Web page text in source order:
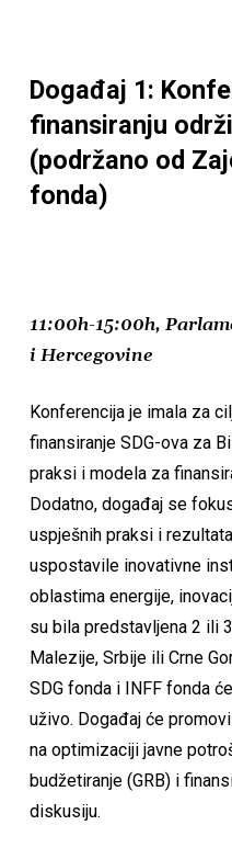
Događaj 1:
finansiranju
(podržano od
fonda)
11:00h-15:00h,
i Hercegovine
Konferencija je imala za
finansiranje SDG-ova za
praksi i modela za
Dodatno, događaj se
uspješnih praksi i
uspostavile inovativne
oblastima energije,
su bila predstavljena 2 ili
Malezije, Srbije ili Crne
SDG fonda i INFF fonda
uživo. Događaj će
na optimizaciji javne
budžetiranje (GRB) i
diskusiju.